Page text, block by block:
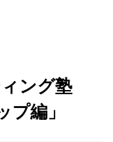
ング塾
プ編」